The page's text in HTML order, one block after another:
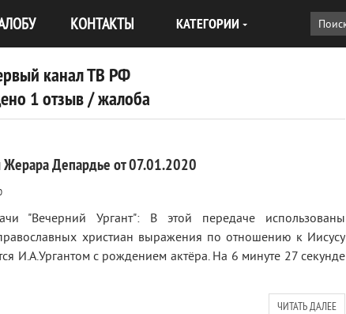
КОНТАКТЫ КАТЕГОРИИ
канал ТВ РФ
1 отзыв / жалоба
Жерара Депардье от 07.01.2020
"Вечерний Ургант": В этой передаче использованы
христиан выражения по отношению к Иисусу
И.А.Ургантом с рождением актёра. На 6 минуте 27 секунде
ЧИТАТЬ ДАЛЕЕ